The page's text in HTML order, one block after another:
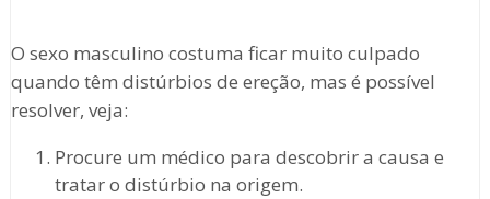
O sexo masculino costuma ficar muito culpado
quando têm distúrbios de ereção, mas é possível
resolver, veja:
Procure um médico para descobrir a causa e
tratar o distúrbio na origem.